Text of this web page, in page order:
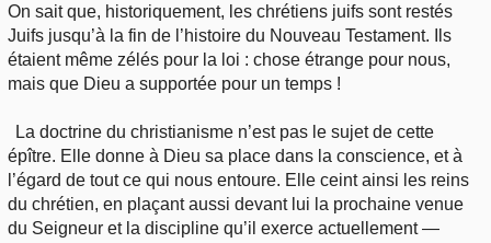
Sujets de A à Z
On sait que, historiquement, les chrétiens juifs sont restés
Juifs jusqu’à la fin de l’histoire du Nouveau Testament. Ils
étaient même zélés pour la loi : chose étrange pour nous,
mais que Dieu a supportée pour un temps !
La doctrine du christianisme n’est pas le sujet de cette
épître. Elle donne à Dieu sa place dans la conscience, et à
l’égard de tout ce qui nous entoure. Elle ceint ainsi les reins
du chrétien, en plaçant aussi devant lui la prochaine venue
du Seigneur et la discipline qu’il exerce actuellement —